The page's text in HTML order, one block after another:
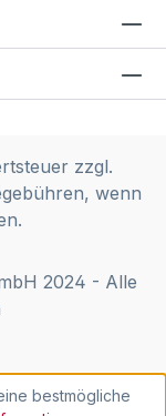
zzgl.
wenn
2024 - Alle
bestmögliche